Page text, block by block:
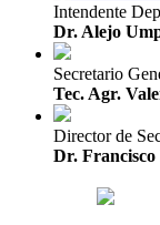
Intendente
Dr. Alejo
Secretario
Tec. Agr.
Director de
Dr. Francisco